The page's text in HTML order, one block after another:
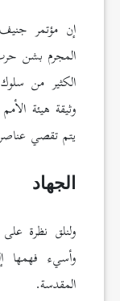
إن مؤتمر جنيف
المجرم بشن
الكثير من
وثيقة هيئة
يتم تقصي
الجهاد
ولنلق نظرة
وأسيء
المقدسة.